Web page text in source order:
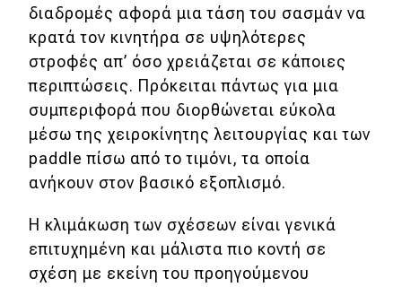
διαδρομές αφορά μια τάση του σασμάν να
κρατά τον κινητήρα σε υψηλότερες
στροφές απ’ όσο χρειάζεται σε κάποιες
περιπτώσεις. Πρόκειται πάντως για μια
συμπεριφορά που διορθώνεται εύκολα
μέσω της χειροκίνητης λειτουργίας και των
paddle πίσω από το τιμόνι, τα οποία
ανήκουν στον βασικό εξοπλισμό.
Η κλιμάκωση των σχέσεων είναι γενικά
επιτυχημένη και μάλιστα πιο κοντή σε
σχέση με εκείνη του προηγούμενου